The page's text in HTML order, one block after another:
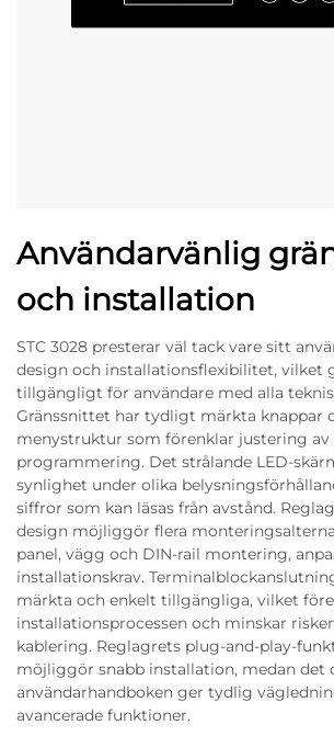
Användarvänlig
och installation
STC 3028 presterar väl tack vare sitt
design och installationsflexibilitet, vilket
tillgängligt för användare med alla
Gränssnittet har tydligt märkta knappar
menystruktur som förenklar justering av
programmering. Det strålande LED-
synlighet under olika
siffror som kan läsas från avstånd.
design möjliggör flera
panel, vägg och DIN-rail montering,
installationskrav.
märkta och enkelt tillgängliga, vilket
installationsprocessen och minskar
kablering. Reglagrets plug-and-play-
möjliggör snabb installation, medan det
användarhandboken ger tydlig
avancerade funktioner.